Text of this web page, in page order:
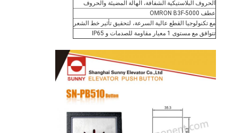
الحروف البلاستيكية الشفافة، الهالة المضيئة والحروف
عطف OMRON B3F-5000
مع تكنولوجيا القطع عالية السرعة، لتحقيق تأثير خط الشعر
تتوافق مع مستوى 1 معيار مقاومة للصدمات و IP65